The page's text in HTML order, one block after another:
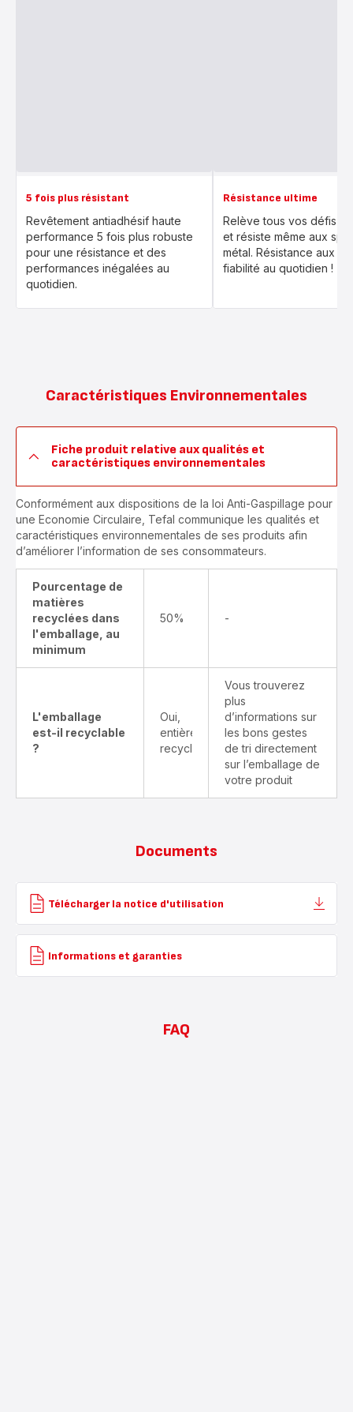
5 fois plus résistant
Revêtement antiadhésif haute
performance 5 fois plus robuste
pour une résistance et des
performances inégalées au
quotidien.
Résistance ultime
Relève tous vos défis
et résiste même aux
métal. Résistance aux
fiabilité au quotidien !
Caractéristiques Environnementales
Fiche produit relative aux qualités et
caractéristiques environnementales
Conformément aux dispositions de la loi Anti-Gaspillage pour
une Economie Circulaire, Tefal communique les qualités et
caractéristiques environnementales de ses produits afin
d’améliorer l’information de ses consommateurs.
Pourcentage de
matières
recyclées dans
l'emballage, au
minimum
50% -
L'emballage
est-il recyclable
?
Oui,
entièrement
recyclable
Vous trouverez
plus
d’informations sur
les bons gestes
de tri directement
sur l’emballage de
votre produit
Documents
Télécharger la notice d'utilisation
Informations et garanties
FAQ